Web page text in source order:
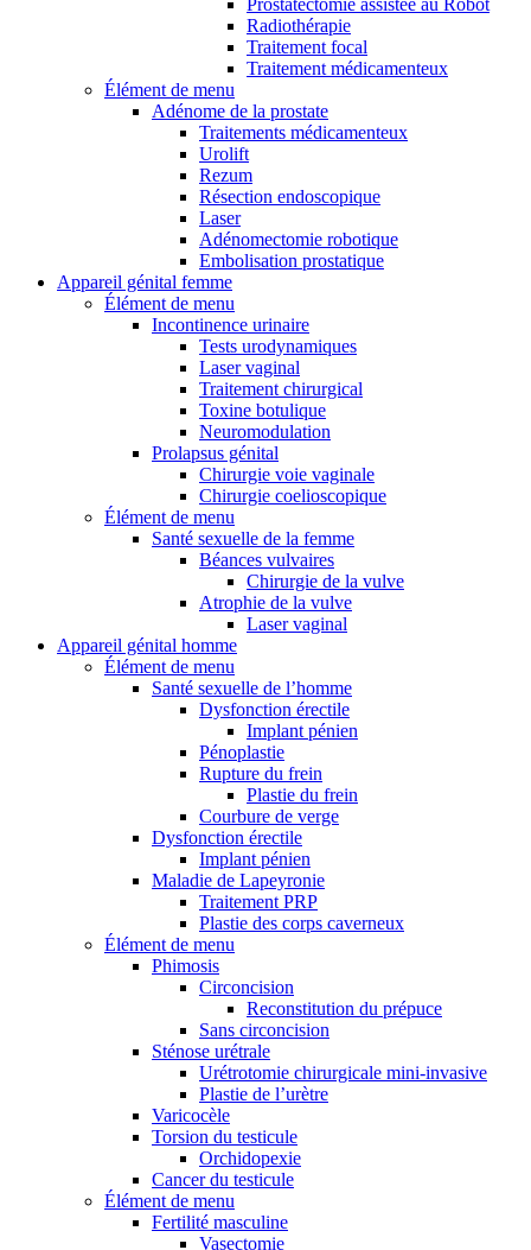
Prostatectomie assistée au Robot
Radiothérapie
Traitement focal
Traitement médicamenteux
Élément de menu
Adénome de la prostate
Traitements médicamenteux
Urolift
Rezum
Résection endoscopique
Laser
Adénomectomie robotique
Embolisation prostatique
Appareil génital femme
Élément de menu
Incontinence urinaire
Tests urodynamiques
Laser vaginal
Traitement chirurgical
Toxine botulique
Neuromodulation
Prolapsus génital
Chirurgie voie vaginale
Chirurgie coelioscopique
Élément de menu
Santé sexuelle de la femme
Béances vulvaires
Chirurgie de la vulve
Atrophie de la vulve
Laser vaginal
Appareil génital homme
Élément de menu
Santé sexuelle de l’homme
Dysfonction érectile
Implant pénien
Pénoplastie
Rupture du frein
Plastie du frein
Courbure de verge
Dysfonction érectile
Implant pénien
Maladie de Lapeyronie
Traitement PRP
Plastie des corps caverneux
Élément de menu
Phimosis
Circoncision
Reconstitution du prépuce
Sans circoncision
Sténose urétrale
Urétrotomie chirurgicale mini-invasive
Plastie de l’urètre
Varicocèle
Torsion du testicule
Orchidopexie
Cancer du testicule
Élément de menu
Fertilité masculine
Vasectomie